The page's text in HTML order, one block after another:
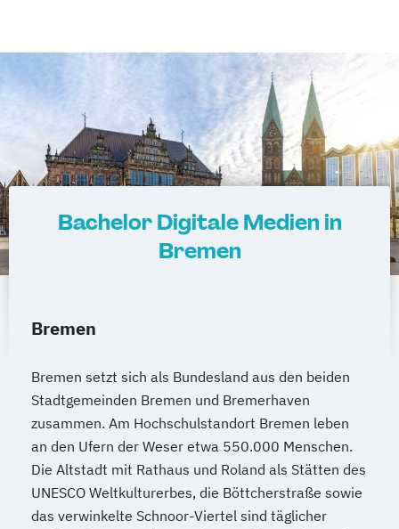
Bachelor Digitale Medien in
Bremen
Bremen
Bremen setzt sich als Bundesland aus den beiden
Stadtgemeinden Bremen und Bremerhaven
zusammen. Am Hochschulstandort Bremen leben
an den Ufern der Weser etwa 550.000 Menschen.
Die Altstadt mit Rathaus und Roland als Stätten des
UNESCO Weltkulturerbes, die Böttcherstraße sowie
das verwinkelte Schnoor-Viertel sind täglicher